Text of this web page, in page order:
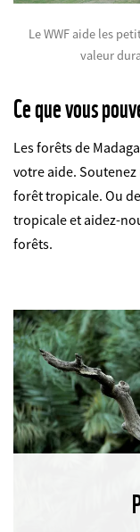
Le WWF aide les
valeur
Ce que vous
Les forêts de
votre aide.
forêt tropicale. Ou
tropicale et aidez-
forêts.